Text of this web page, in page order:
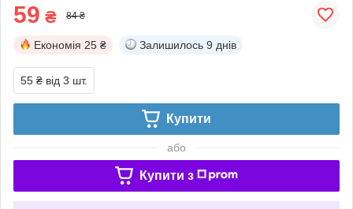
59 ₴ 84 ₴
Економія 25 ₴ Залишилось 9 днів
55 ₴ від 3 шт.
Купити
або
Купити з